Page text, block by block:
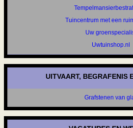
Tuincentrum met een
Uw
Uwtuinshop.nl
UITVAART, BEGRAFENIS
Grafstenen van